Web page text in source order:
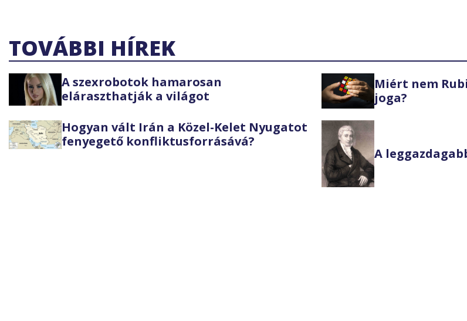
TOVÁBBI HÍREK
A szexrobotok hamarosan
eláraszthatják a világot
Miért nem
joga?
Hogyan vált Irán a Közel-Kelet Nyugatot
fenyegető konfliktusforrásává?
A